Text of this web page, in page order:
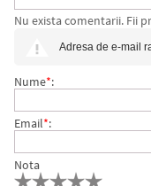
STRONG L-ONE
Nu exista comentarii. Fii
Adresa de e-mail
Nume*:
Email*:
Nota